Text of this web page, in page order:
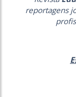
reportagens